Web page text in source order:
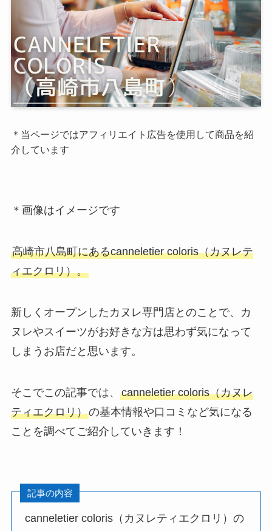
＊当ページではアフィリエイト広告を使用して商品を紹
介しています
＊画像はイメージです
高崎市八島町にあるcanneletier coloris（カヌレテ
ィエクロリ）。
新しくオープンしたカヌレ専門店とのことで、カ
ヌレやスイーツがお好きな方は思わず気になって
しまうお店だと思います。
そこでこの記事では、 canneletier coloris（カヌレ
ティエクロリ）の基本情報や口コミなど気になる
ことを調べてご紹介していきます！
記事の内容
canneletier coloris（カヌレティエクロリ）の